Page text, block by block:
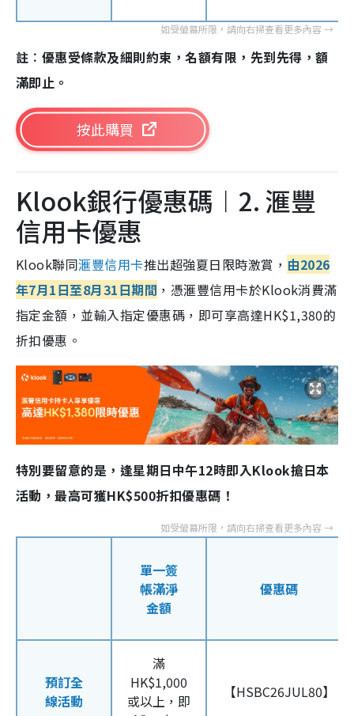
註︰優惠受條款及細則約束，名額有限，先到先得，額
滿即止。
按此購買
Klook銀行優惠碼︱2. 滙豐
信用卡優惠
Klook聯同滙豐信用卡推出超強夏日限時激賞， 由2026
年7月1日至8月31日期間 ，憑滙豐信用卡於Klook消費滿
指定金額，並輸入指定優惠碼，即可享高達HK$1,380的
折扣優惠。
特別要留意的是，逢星期日中午12時即入Klook搶日本
活動，最高可獲HK$500折扣優惠碼！
單一簽
帳滿淨
金額
優惠碼
預訂全
線活動
滿
HK$1,000
或以上，即
【HSBC26JUL80】